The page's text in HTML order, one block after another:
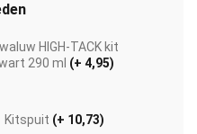
HIGH-TACK kit
290 ml (+ 4,95)
Kitspuit (+ 10,73)